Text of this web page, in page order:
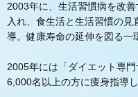
2003年に、生活習慣病を改
入れ、食生活と生活習慣の
導。健康寿命の延伸を図る一
2005年には「ダイエット専
6,000名以上の方に痩身指導し